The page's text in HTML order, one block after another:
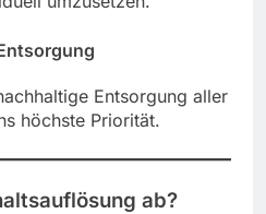
Entsorgung aller
höchste Priorität.
ab?